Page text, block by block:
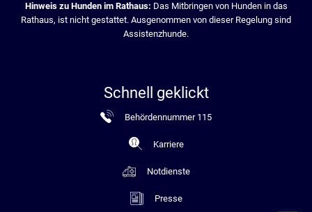
Hinweis zu Hunden im Rathaus: Das Mitbringen von Hunden in das
Rathaus, ist nicht gestattet. Ausgenommen von dieser Regelung sind
Assistenzhunde.
Schnell geklickt
Behördennummer 115
Karriere
Notdienste
Presse